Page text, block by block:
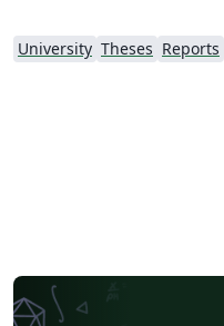
University Theses Reports